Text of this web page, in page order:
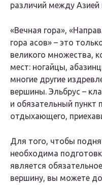
различий между
«Вечная гора»,
гора асов» – это
великого множества,
мест: ногайцы,
многие другие
вершины. Эльбрус –
и обязательный
отдыхающего,
Для того, чтобы
необходима
является
вершину, вы можете